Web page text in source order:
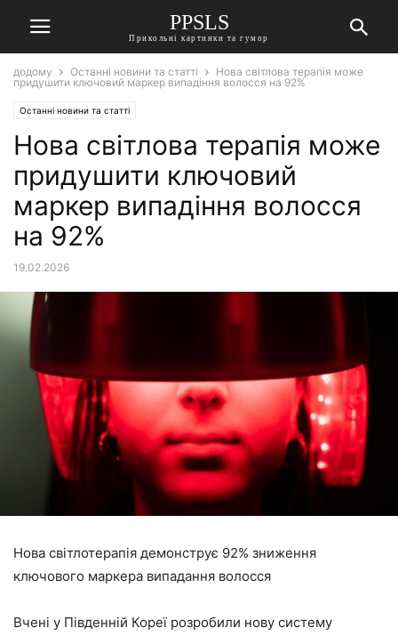
PPSLS
Прикольні картинки та гумор
додому Останні новини та статті
Нова світлова терапія може
придушити ключовий маркер випадіння волосся на 92%
Останні новини та статті
Нова світлова терапія може
придушити ключовий
маркер випадіння волосся
на 92%
19.02.2026
Нова світлотерапія демонструє 92% зниження
ключового маркера випадання волосся
Вчені у Південній Кореї розробили нову систему